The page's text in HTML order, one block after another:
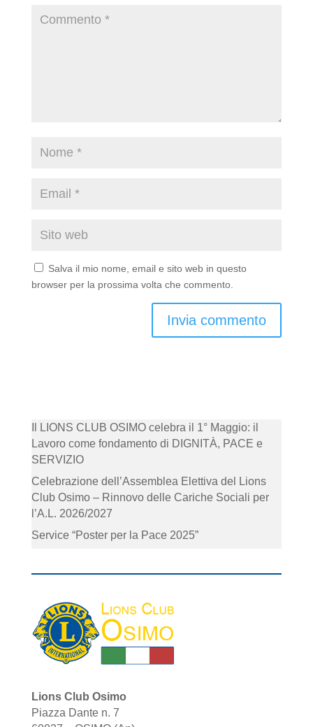
Salva il mio nome, email e sito web in questo
browser per la prossima volta che commento.
Il LIONS CLUB OSIMO celebra il 1° Maggio: il
Lavoro come fondamento di DIGNITÀ, PACE e
SERVIZIO
Celebrazione dell’Assemblea Elettiva del Lions
Club Osimo – Rinnovo delle Cariche Sociali per
l’A.L. 2026/2027
Service “Poster per la Pace 2025”
Lions Club Osimo
Piazza Dante n. 7